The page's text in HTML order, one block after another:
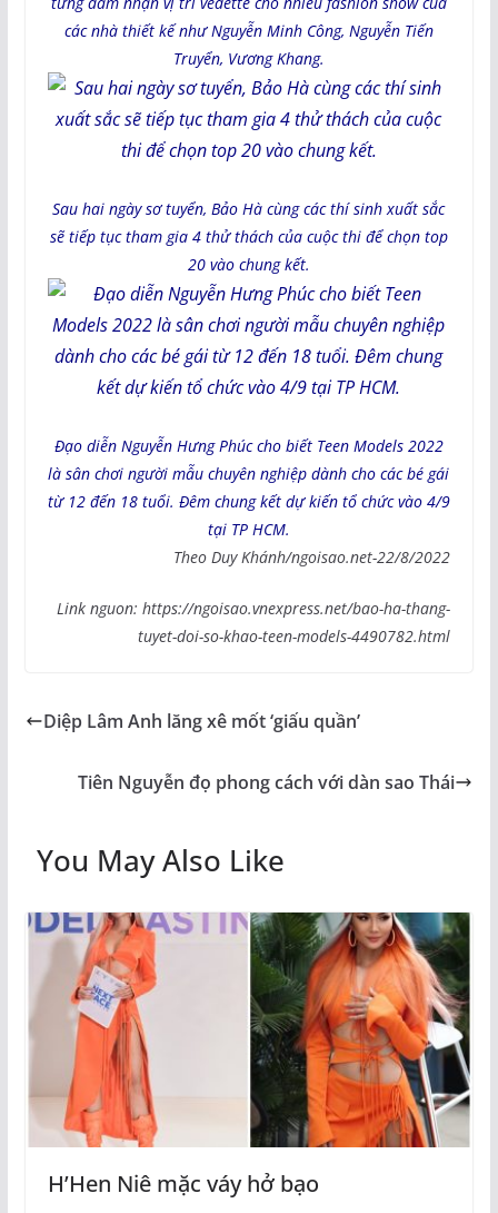
các nhà thiết kế như Nguyễn Minh Công, Nguyễn Tiến
Truyển, Vương Khang.
Sau hai ngày sơ tuyển, Bảo Hà cùng các thí sinh xuất sắc
sẽ tiếp tục tham gia 4 thử thách của cuộc thi để chọn top
20 vào chung kết.
Đạo diễn Nguyễn Hưng Phúc cho biết Teen Models 2022
là sân chơi người mẫu chuyên nghiệp dành cho các bé gái
từ 12 đến 18 tuổi. Đêm chung kết dự kiến tổ chức vào 4/9
tại TP HCM.
Theo Duy Khánh/ngoisao.net-22/8/2022
Link nguon: https://ngoisao.vnexpress.net/bao-ha-thang-
tuyet-doi-so-khao-teen-models-4490782.html
Diệp Lâm Anh lăng xê mốt ‘giấu quần’
Tiên Nguyễn đọ phong cách với dàn sao Thái
You May Also Like
H’Hen Niê mặc váy hở bạo